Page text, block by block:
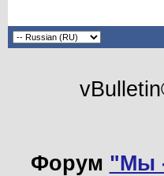
Форум "Мы